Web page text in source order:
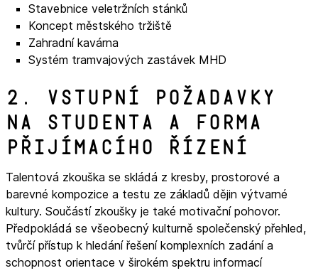
Stavebnice veletržních stánků
Koncept městského tržiště
Zahradní kavárna
Systém tramvajových zastávek MHD
2. Vstupní požadavky
na studenta a forma
přijímacího řízení
Talentová zkouška se skládá z kresby, prostorové a
barevné kompozice a testu ze základů dějin výtvarné
kultury. Součástí zkoušky je také motivační pohovor.
Předpokládá se všeobecný kulturně společenský přehled,
tvůrčí přístup k hledání řešení komplexních zadání a
schopnost orientace v širokém spektru informací